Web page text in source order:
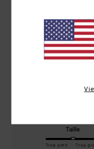
basé sur1
100% de nos
Taille
Trop petit Trop